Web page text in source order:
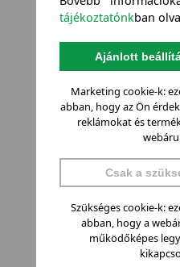
tájékoztatónkban
Ajánlott
Marketing cookie-k:
abban, hogy az Ön
reklámokat és
Csak a
Szükséges cookie-k:
abban, hogy a
működőképes